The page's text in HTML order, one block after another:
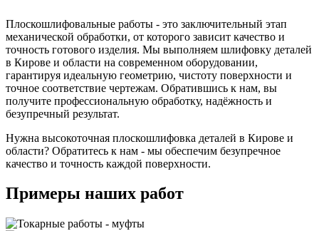
Плоскошлифовальные работы - это заключительный этап
механической обработки, от которого зависит качество и
точность готового изделия. Мы выполняем шлифовку деталей
в Кирове и области на современном оборудовании,
гарантируя идеальную геометрию, чистоту поверхности и
точное соответствие чертежам. Обратившись к нам, вы
получите профессиональную обработку, надёжность и
безупречный результат.
Нужна высокоточная плоскошлифовка деталей в Кирове и
области? Обратитесь к нам - мы обеспечим безупречное
качество и точность каждой поверхности.
Примеры наших работ